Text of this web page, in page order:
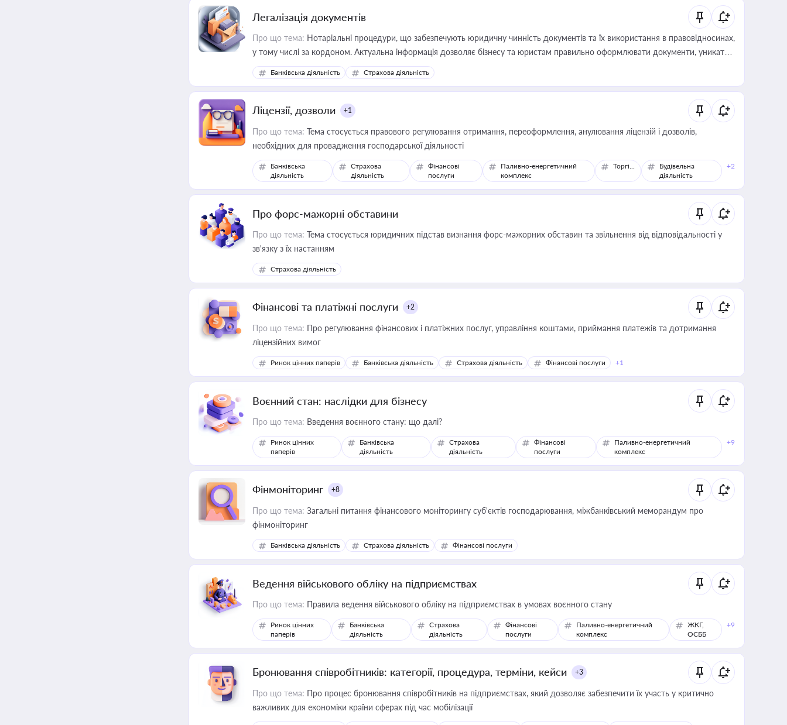
Легалізація документів
Про що тема: Нотаріальні процедури, що забезпечують юридичну чинність документів та їх використання в правовідносинах,
у тому числі за кордоном. Актуальна інформація дозволяє бізнесу та юристам правильно оформлювати документи, уникати
ризиків недійсності та забезпечувати їх належне прийняття органами влади та контрагентами
Банківська діяльність Страхова діяльність
Ліцензії, дозволи +1
Про що тема: Тема стосується правового регулювання отримання, переоформлення, анулювання ліцензій і дозволів,
необхідних для провадження господарської діяльності
Банківська
діяльність
Страхова
діяльність
Фінансові
послуги
Паливно-енергетичний
комплекс
Торгівля
Будівельна
діяльність
+2
Про форс-мажорні обставини
Про що тема: Тема стосується юридичних підстав визнання форс-мажорних обставин та звільнення від відповідальності у
зв'язку з їх настанням
Страхова діяльність
Фінансові та платіжні послуги +2
Про що тема: Про регулювання фінансових і платіжних послуг, управління коштами, приймання платежів та дотримання
ліцензійних вимог
Ринок цінних паперів Банківська діяльність Страхова діяльність Фінансові послуги +1
Воєнний стан: наслідки для бізнесу
Про що тема: Введення воєнного стану: що далі?
Ринок цінних
паперів
Банківська
діяльність
Страхова
діяльність
Фінансові
послуги
Паливно-енергетичний
комплекс
+9
Фінмоніторинг +8
Про що тема: Загальні питання фінансового моніторингу суб'єктів господарювання, міжбанківський меморандум про
фінмоніторинг
Банківська діяльність Страхова діяльність Фінансові послуги
Ведення військового обліку на підприємствах
Про що тема: Правила ведення військового обліку на підприємствах в умовах воєнного стану
Ринок цінних
паперів
Банківська
діяльність
Страхова
діяльність
Фінансові
послуги
Паливно-енергетичний
комплекс
ЖКГ,
ОСББ
+9
Бронювання співробітників: категорії, процедура, терміни, кейси +3
Про що тема: Про процес бронювання співробітників на підприємствах, який дозволяє забезпечити їх участь у критично
важливих для економіки країни сферах під час мобілізації